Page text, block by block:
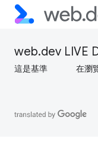
web.dev LIVE
這是基準 在瀏